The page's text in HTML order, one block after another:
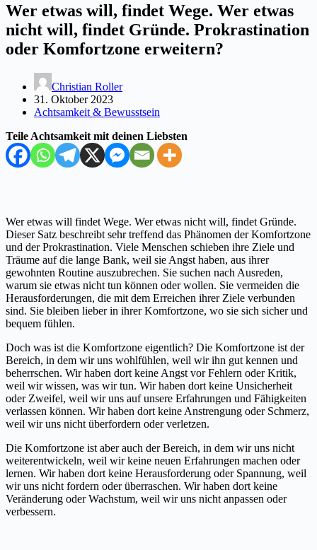
Wer etwas will, findet Wege. Wer etwas
nicht will, findet Gründe. Prokrastination
oder Komfortzone erweitern?
Christian Roller
31. Oktober 2023
Achtsamkeit & Bewusstsein
Teile Achtsamkeit mit deinen Liebsten
Wer etwas will findet Wege. Wer etwas nicht will, findet Gründe.
Dieser Satz beschreibt sehr treffend das Phänomen der Komfortzone
und der Prokrastination. Viele Menschen schieben ihre Ziele und
Träume auf die lange Bank, weil sie Angst haben, aus ihrer
gewohnten Routine auszubrechen. Sie suchen nach Ausreden,
warum sie etwas nicht tun können oder wollen. Sie vermeiden die
Herausforderungen, die mit dem Erreichen ihrer Ziele verbunden
sind. Sie bleiben lieber in ihrer Komfortzone, wo sie sich sicher und
bequem fühlen.
Doch was ist die Komfortzone eigentlich? Die Komfortzone ist der
Bereich, in dem wir uns wohlfühlen, weil wir ihn gut kennen und
beherrschen. Wir haben dort keine Angst vor Fehlern oder Kritik,
weil wir wissen, was wir tun. Wir haben dort keine Unsicherheit
oder Zweifel, weil wir uns auf unsere Erfahrungen und Fähigkeiten
verlassen können. Wir haben dort keine Anstrengung oder Schmerz,
weil wir uns nicht überfordern oder verletzen.
Die Komfortzone ist aber auch der Bereich, in dem wir uns nicht
weiterentwickeln, weil wir keine neuen Erfahrungen machen oder
lernen. Wir haben dort keine Herausforderung oder Spannung, weil
wir uns nicht fordern oder überraschen. Wir haben dort keine
Veränderung oder Wachstum, weil wir uns nicht anpassen oder
verbessern.